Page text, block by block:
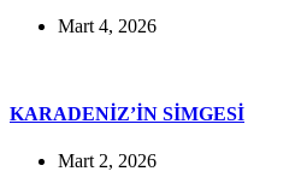
Mart 4, 2026
KARADENİZ’İN SİMGESİ
Mart 2, 2026